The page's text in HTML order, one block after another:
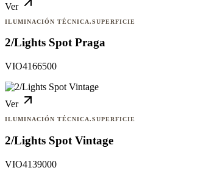
Ver
ILUMINACIÓN TÉCNICA.SUPERFICIE
2/Lights Spot Praga
VIO4166500
Ver
ILUMINACIÓN TÉCNICA.SUPERFICIE
2/Lights Spot Vintage
VIO4139000